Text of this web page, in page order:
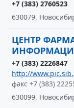
+7 (383) 2760523
630079,
ЦЕНТР
+7 (383) 2226847
http://
факс +7 (383)
630099,